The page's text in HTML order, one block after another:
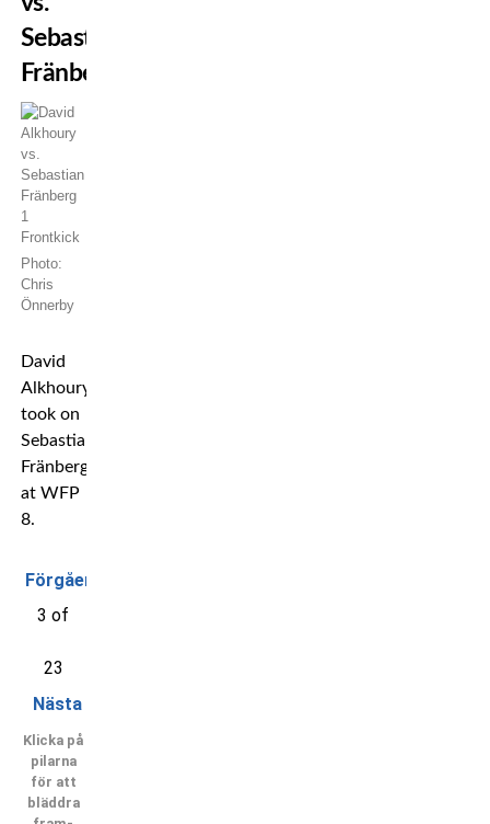
Sebastian
Fränberg
Photo:
Chris
Önnerby
David
Alkhoury
took on
Sebastian
Fränberg
at WFP
8.
Förgående
3 of
23
Nästa
Klicka på
pilarna
för att
bläddra